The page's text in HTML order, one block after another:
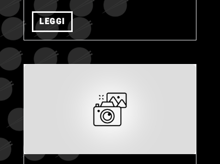
LEGGI